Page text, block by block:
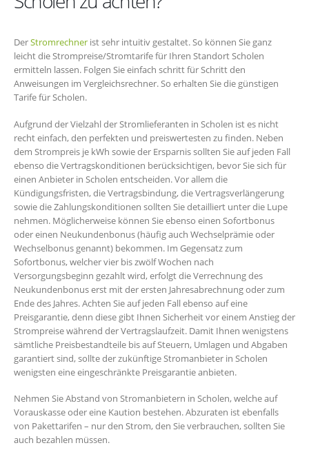
DerStromrechner ist sehr intuitiv gestaltet. So können Sie ganz
leicht die Strompreise/Stromtarife für Ihren Standort Scholen
ermitteln lassen. Folgen Sie einfach schritt für Schritt den
Anweisungen im Vergleichsrechner. So erhalten Sie die günstigen
Tarife für Scholen.
Aufgrund der Vielzahl der Stromlieferanten in Scholen ist es nicht
recht einfach, den perfekten und preiswertesten zu finden. Neben
dem Strompreis je kWh sowie der Ersparnis sollten Sie auf jeden Fall
ebenso die Vertragskonditionen berücksichtigen, bevor Sie sich für
einen Anbieter in Scholen entscheiden. Vor allem die
Kündigungsfristen, die Vertragsbindung, die Vertragsverlängerung
sowie die Zahlungskonditionen sollten Sie detailliert unter die Lupe
nehmen. Möglicherweise können Sie ebenso einen Sofortbonus
oder einen Neukundenbonus (häufig auch Wechselprämie oder
Wechselbonus genannt) bekommen. Im Gegensatz zum
Sofortbonus, welcher vier bis zwölf Wochen nach
Versorgungsbeginn gezahlt wird, erfolgt die Verrechnung des
Neukundenbonus erst mit der ersten Jahresabrechnung oder zum
Ende des Jahres. Achten Sie auf jeden Fall ebenso auf eine
Preisgarantie, denn diese gibt Ihnen Sicherheit vor einem Anstieg der
Strompreise während der Vertragslaufzeit. Damit Ihnen wenigstens
sämtliche Preisbestandteile bis auf Steuern, Umlagen und Abgaben
garantiert sind, sollte der zukünftige Stromanbieter in Scholen
wenigsten eine eingeschränkte Preisgarantie anbieten.
Nehmen Sie Abstand von Stromanbietern in Scholen, welche auf
Vorauskasse oder eine Kaution bestehen. Abzuraten ist ebenfalls
von Pakettarifen – nur den Strom, den Sie verbrauchen, sollten Sie
auch bezahlen müssen.